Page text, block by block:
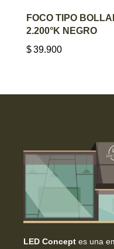
FOCO TIPO
2.200°K NEGRO
$39.900
LED Concept es una